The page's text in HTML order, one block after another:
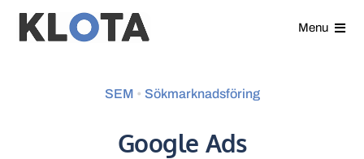
direkt
Menu
SEM • Sökmarknadsföring
Google Ads